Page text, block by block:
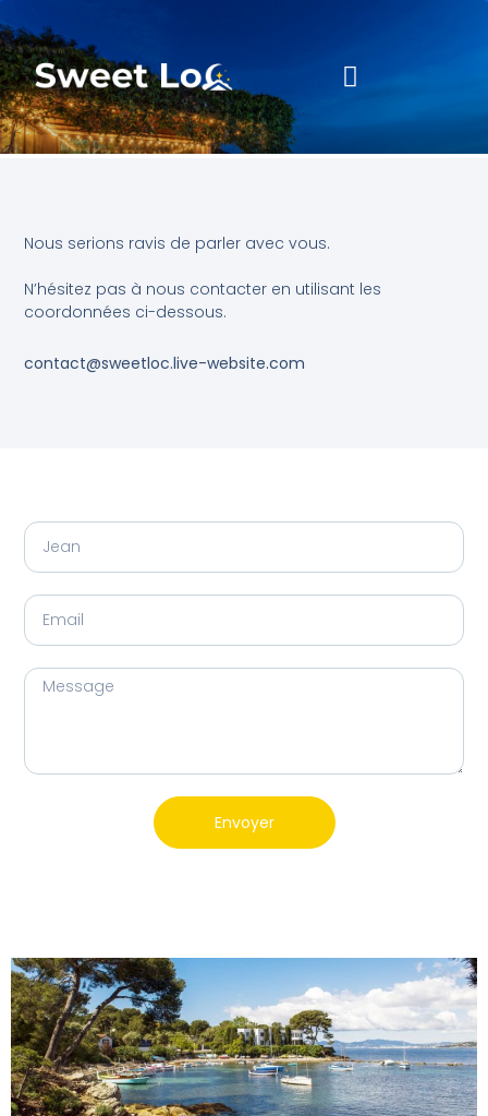
Nous serions ravis de parler avec vous.
N’hésitez pas à nous contacter en utilisant les
coordonnées ci-dessous.
contact@sweetloc.live-website.com
Envoyer